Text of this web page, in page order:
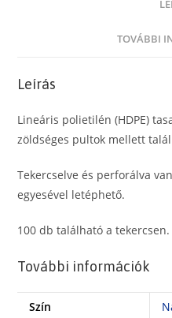
100
db
TOVÁBBI
Leírás
Lineáris polietilén (HDPE)
zöldséges pultok mellett
Tekercselve és perforálva
egyesével letéphető.
100 db található a tekercsen.
További információk
Szín